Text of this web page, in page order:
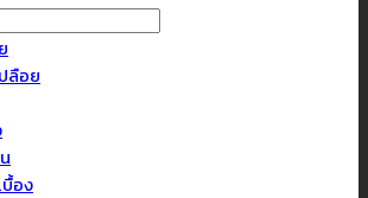
ลือย
บื้อง